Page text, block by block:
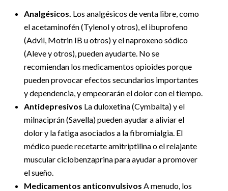
Analgésicos. Los analgésicos de venta libre, como
el acetaminofén (Tylenol y otros), el ibuprofeno
(Advil, Motrin IB u otros) y el naproxeno sódico
(Aleve y otros), pueden ayudarte. No se
recomiendan los medicamentos opioides porque
pueden provocar efectos secundarios importantes
y dependencia, y empeorarán el dolor con el tiempo.
Antidepresivos La duloxetina (Cymbalta) y el
milnaciprán (Savella) pueden ayudar a aliviar el
dolor y la fatiga asociados a la fibromialgia. El
médico puede recetarte amitriptilina o el relajante
muscular ciclobenzaprina para ayudar a promover
el sueño.
Medicamentos anticonvulsivos A menudo, los